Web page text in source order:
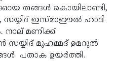
തങ്ങള്‍ കൊയിലാണ്ടി,
സയ്യിദ് ഇസ്മാഈല്‍ ഹാദി
മണിക്ക്
സയ്യിദ് മുഹമ്മദ് ഉമറുല്‍
പതാക ഉയര്‍ത്തി.